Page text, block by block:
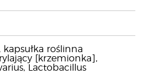
roślinna
[krzemionka],
Lactobacillus